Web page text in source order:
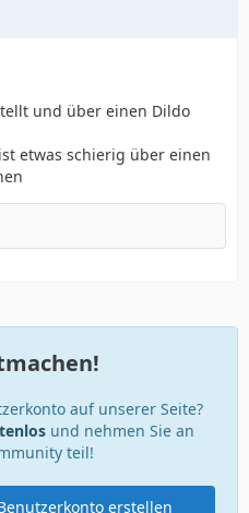
und über einen Dildo
etwas schierig über einen
auf unserer Seite?
und nehmen Sie an
teil!
erstellen